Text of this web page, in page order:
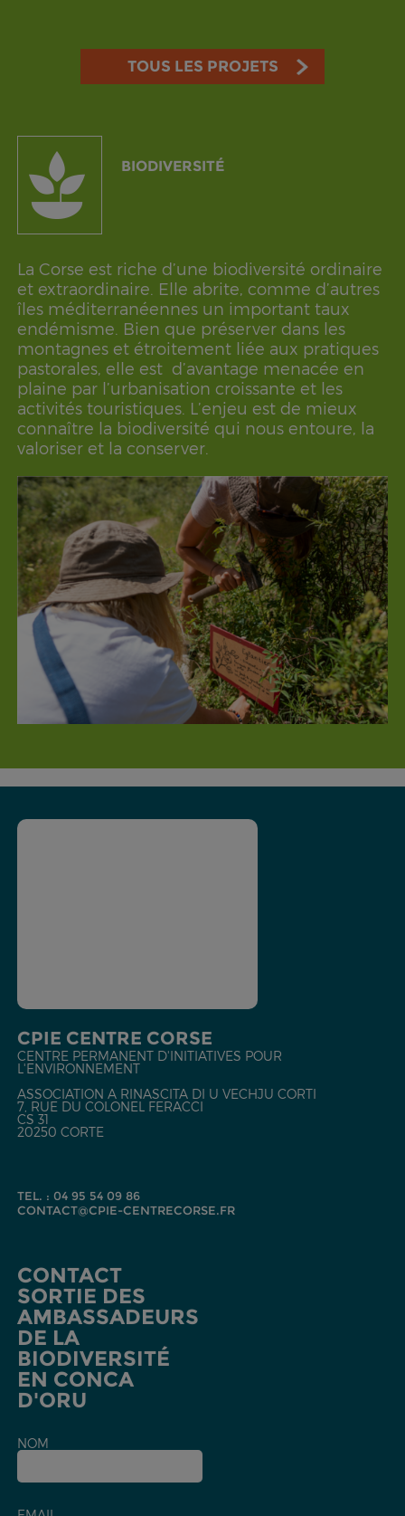
TOUS LES PROJETS
BIODIVERSITÉ
La Corse est riche d’une biodiversité ordinaire
et extraordinaire. Elle abrite, comme d’autres
îles méditerranéennes un important taux
endémisme. Bien que préserver dans les
montagnes et étroitement liée aux pratiques
pastorales, elle est d’avantage menacée en
plaine par l’urbanisation croissante et les
activités touristiques. L’enjeu est de mieux
connaître la biodiversité qui nous entoure, la
valoriser et la conserver.
CPIE CENTRE CORSE
CENTRE PERMANENT D'INITIATIVES POUR
L'ENVIRONNEMENT
ASSOCIATION A RINASCITA DI U VECHJU CORTI
7, RUE DU COLONEL FERACCI
CS 31
20250 CORTE
TEL. : 04 95 54 09 86
CONTACT@CPIE-CENTRECORSE.FR
CONTACT
SORTIE DES
AMBASSADEURS
DE LA
BIODIVERSITÉ
EN CONCA
D'ORU
NOM